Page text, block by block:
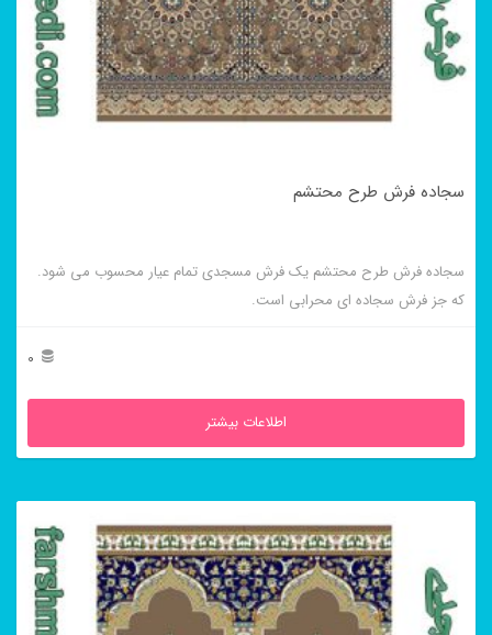
سجاده فرش طرح محتشم
سجاده فرش طرح محتشم یک فرش مسجدی تمام عیار محسوب می شود.
که جز فرش سجاده ای محرابی است.
0
اطلاعات بیشتر